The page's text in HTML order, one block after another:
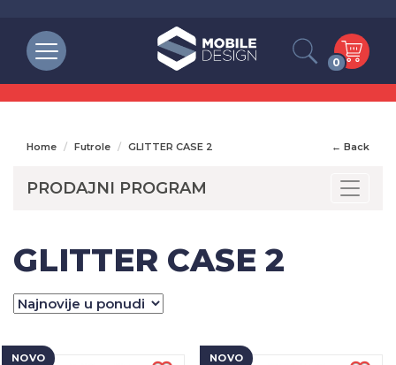
0
Home Futrole GLITTER CASE 2 ← Back
PRODAJNI PROGRAM
GLITTER CASE 2
NOVO NOVO